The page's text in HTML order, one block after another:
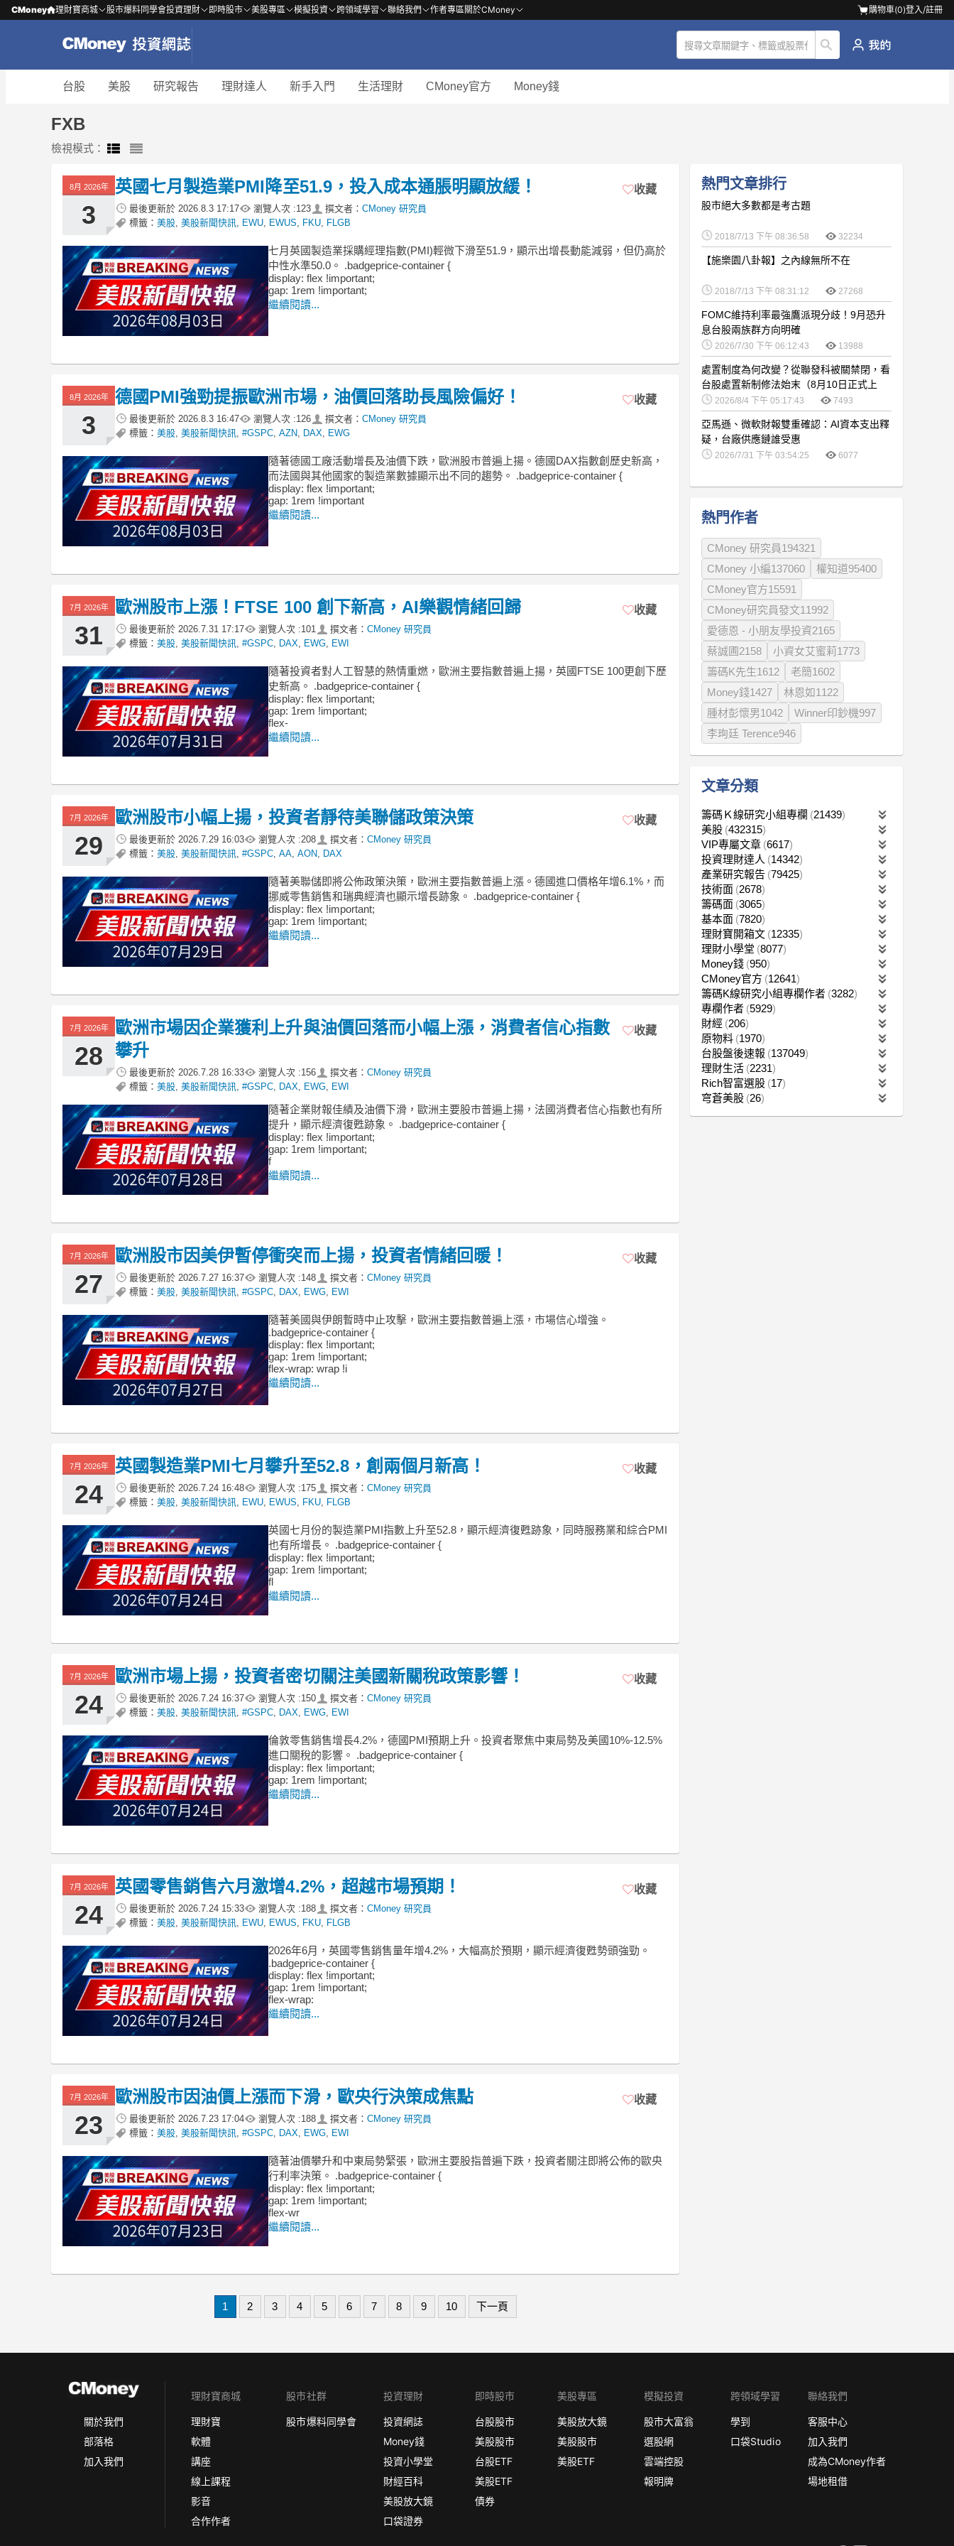
CMoney 理財寶商城 股市爆料同學會投資理財 即時股市 美股專區 模擬投資 跨領域學習 聯絡我們 作者專區關於CMoney 購物車(0)登入/註冊
台股 美股 研究報告 理財達人 新手入門 生活理財 CMoney官方 Money錢
FXB
檢視模式：
8月 2026年
3
英國七月製造業PMI降至51.9，投入成本通脹明顯放緩！
最後更新於 2026.8.3 17:17 瀏覽人次 :123 撰文者： CMoney 研究員
標籤： 美股 美股新聞快訊 EWU EWUS FKU FLGB
收藏
七月英國製造業採購經理指數(PMI)輕微下滑至51.9，顯示出增長動能減弱，但仍高於
中性水準50.0。 .badgeprice-container {
display: flex !important;
gap: 1rem !important;
繼續閱讀...
8月 2026年
3
德國PMI強勁提振歐洲市場，油價回落助長風險偏好！
最後更新於 2026.8.3 16:47 瀏覽人次 :126 撰文者： CMoney 研究員
標籤： 美股 美股新聞快訊 #GSPC AZN DAX EWG
收藏
隨著德國工廠活動增長及油價下跌，歐洲股市普遍上揚。德國DAX指數創歷史新高，
而法國與其他國家的製造業數據顯示出不同的趨勢。 .badgeprice-container {
display: flex !important;
gap: 1rem !important
繼續閱讀...
7月 2026年
31
歐洲股市上漲！FTSE 100 創下新高，AI樂觀情緒回歸
最後更新於 2026.7.31 17:17 瀏覽人次 :101 撰文者： CMoney 研究員
標籤： 美股 美股新聞快訊 #GSPC DAX EWG EWI
收藏
隨著投資者對人工智慧的熱情重燃，歐洲主要指數普遍上揚，英國FTSE 100更創下歷
史新高。 .badgeprice-container {
display: flex !important;
gap: 1rem !important;
flex-
繼續閱讀...
7月 2026年
29
歐洲股市小幅上揚，投資者靜待美聯儲政策決策
最後更新於 2026.7.29 16:03 瀏覽人次 :208 撰文者： CMoney 研究員
標籤： 美股 美股新聞快訊 #GSPC AA AON DAX
收藏
隨著美聯儲即將公佈政策決策，歐洲主要指數普遍上漲。德國進口價格年增6.1%，而
挪威零售銷售和瑞典經濟也顯示增長跡象。 .badgeprice-container {
display: flex !important;
gap: 1rem !important;
繼續閱讀...
7月 2026年
28
歐洲市場因企業獲利上升與油價回落而小幅上漲，消費者信心指數
攀升
最後更新於 2026.7.28 16:33 瀏覽人次 :156 撰文者： CMoney 研究員
標籤： 美股 美股新聞快訊 #GSPC DAX EWG EWI
收藏
隨著企業財報佳績及油價下滑，歐洲主要股市普遍上揚，法國消費者信心指數也有所
提升，顯示經濟復甦跡象。 .badgeprice-container {
display: flex !important;
gap: 1rem !important;
f
繼續閱讀...
7月 2026年
27
歐洲股市因美伊暫停衝突而上揚，投資者情緒回暖！
最後更新於 2026.7.27 16:37 瀏覽人次 :148 撰文者： CMoney 研究員
標籤： 美股 美股新聞快訊 #GSPC DAX EWG EWI
收藏
隨著美國與伊朗暫時中止攻擊，歐洲主要指數普遍上漲，市場信心增強。
.badgeprice-container {
display: flex !important;
gap: 1rem !important;
flex-wrap: wrap !i
繼續閱讀...
7月 2026年
24
英國製造業PMI七月攀升至52.8，創兩個月新高！
最後更新於 2026.7.24 16:48 瀏覽人次 :175 撰文者： CMoney 研究員
標籤： 美股 美股新聞快訊 EWU EWUS FKU FLGB
收藏
英國七月份的製造業PMI指數上升至52.8，顯示經濟復甦跡象，同時服務業和綜合PMI
也有所增長。 .badgeprice-container {
display: flex !important;
gap: 1rem !important;
fl
繼續閱讀...
7月 2026年
24
歐洲市場上揚，投資者密切關注美國新關稅政策影響！
最後更新於 2026.7.24 16:37 瀏覽人次 :150 撰文者： CMoney 研究員
標籤： 美股 美股新聞快訊 #GSPC DAX EWG EWI
收藏
倫敦零售銷售增長4.2%，德國PMI預期上升。投資者聚焦中東局勢及美國10%-12.5%
進口關稅的影響。 .badgeprice-container {
display: flex !important;
gap: 1rem !important;
繼續閱讀...
7月 2026年
24
英國零售銷售六月激增4.2%，超越市場預期！
最後更新於 2026.7.24 15:33 瀏覽人次 :188 撰文者： CMoney 研究員
標籤： 美股 美股新聞快訊 EWU EWUS FKU FLGB
收藏
2026年6月，英國零售銷售量年增4.2%，大幅高於預期，顯示經濟復甦勢頭強勁。
.badgeprice-container {
display: flex !important;
gap: 1rem !important;
flex-wrap:
繼續閱讀...
7月 2026年
23
歐洲股市因油價上漲而下滑，歐央行決策成焦點
最後更新於 2026.7.23 17:04 瀏覽人次 :188 撰文者： CMoney 研究員
標籤： 美股 美股新聞快訊 #GSPC DAX EWG EWI
收藏
隨著油價攀升和中東局勢緊張，歐洲主要股指普遍下跌，投資者關注即將公佈的歐央
行利率決策。 .badgeprice-container {
display: flex !important;
gap: 1rem !important;
flex-wr
繼續閱讀...
1 2 3 4 5 6 7 8 9 10 下一頁
熱門文章排行
股市絕大多數都是考古題
2018/7/13 下午 08:36:58 32234
【施樂園八卦報】之內線無所不在
2018/7/13 下午 08:31:12 27268
FOMC維持利率最強鷹派現分歧！9月恐升
息台股兩族群方向明確
2026/7/30 下午 06:12:43 13988
處置制度為何改變？從聯發科被關禁閉，看
台股處置新制修法始末（8月10日正式上
路）2026/8/4 下午 05:17:43 7493
亞馬遜、微軟財報雙重確認：AI資本支出釋
疑，台廠供應鏈誰受惠
2026/7/31 下午 03:54:25 6077
熱門作者
CMoney 研究員194321
CMoney 小編137060
權知道95400
CMoney官方15591
CMoney研究員發文11992
愛德恩 - 小朋友學投資2165
蔡誠圃2158
小資女艾蜜莉1773
籌碼K先生1612
老簡1602
Money錢1427
林恩如1122
腫材彭懷男1042
Winner印鈔機997
李珣廷 Terence946
文章分類
籌碼Ｋ線研究小組專欄
21439
美股 432315
VIP專屬文章 6617
投資理財達人
14342
產業研究報告 79425
技術面 2678
籌碼面 3065
基本面 7820
理財寶開箱文 12335
理財小學堂 8077
Money錢 950
CMoney官方 12641
籌碼K線研究小組專欄作者 3282
專欄作者 5929
財經 206
原物料 1970
台股盤後速報 137049
理財生活 2231
Rich智富選股 17
穹蒼美股 26
關於我們
部落格
加入我們
理財寶商城
理財寶
軟體
講座
線上課程
影音
合作作者
股市社群
股市爆料同學會
投資理財
投資網誌
Money錢
投資小學堂
財經百科
美股放大鏡
口袋證券
即時股市
台股股市
美股股市
台股ETF
美股ETF
債券
美股專區
美股放大鏡
美股股市
美股ETF
模擬投資
股市大富翁
選股網
雲端控股
報明牌
跨領域學習
學到
口袋Studio
聯絡我們
客服中心
加入我們
成為CMoney作者
場地租借